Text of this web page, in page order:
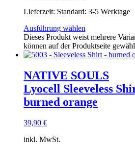
Lieferzeit: Standard: 3-5 Werktage
Ausführung wählen
Dieses Produkt weist mehrere
können auf der Produktseite
NATIVE SOULS
Lyocell Sleeveless
burned orange
39,90 €
inkl. MwSt.